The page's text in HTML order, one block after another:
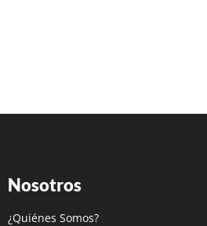
Nosotros
¿Quiénes Somos?